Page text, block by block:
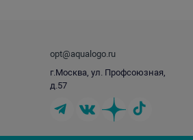
opt@aqualogo.ru
г.Москва, ул. Профсоюзная,
д.57